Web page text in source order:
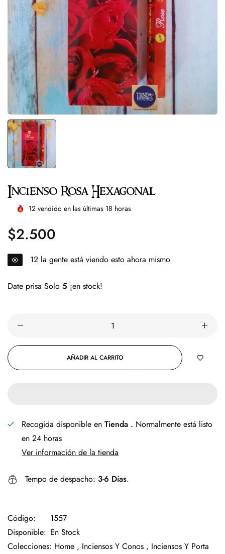
Incienso Rosa Hexagonal
12 vendido en las últimas 18 horas
Precio
regular
$2.500
15 la gente está viendo esto ahora mismo
Date prisa Solo 5 ¡en stock!
AÑADIR AL CARRITO
Recogida disponible enTienda . Normalmente está listo
en 24 horas
Ver información de la tienda
Tempo de despacho: 3-6 Días.
Código:
1557
Disponible: En Stock
Colecciones: Home , Inciensos Y Conos , Inciensos Y Porta